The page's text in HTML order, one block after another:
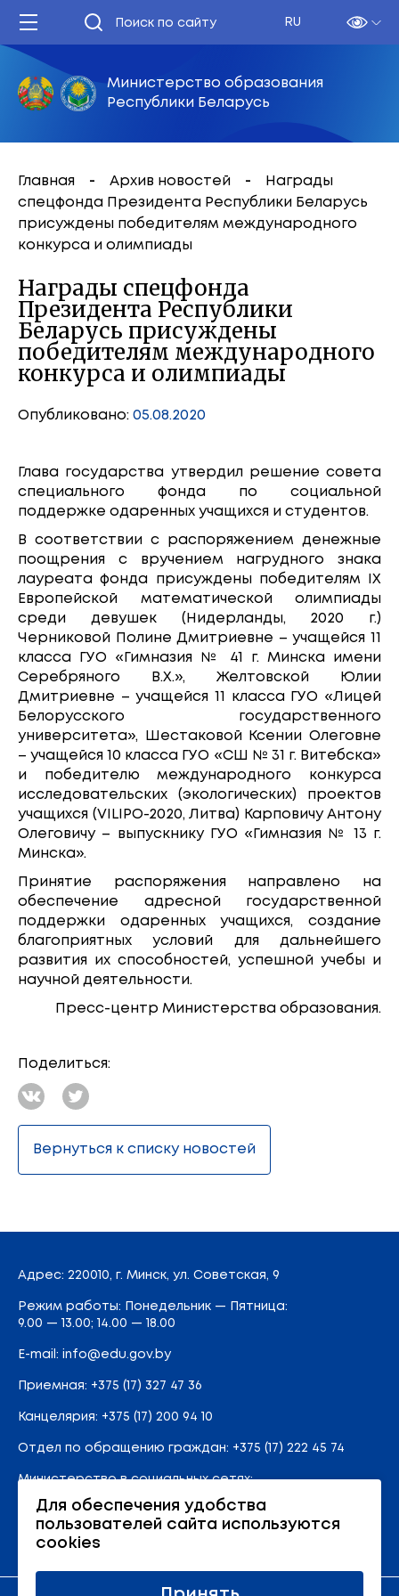
RU
Министерство образования
Республики Беларусь
Главная Архив новостей
Награды
спецфонда Президента Республики Беларусь
присуждены победителям международного
конкурса и олимпиады
Награды спецфонда
Президента Республики
Беларусь присуждены
победителям международного
конкурса и олимпиады
Опубликовано: 05.08.2020
Глава государства утвердил решение совета
специального фонда по социальной
поддержке одаренных учащихся и студентов.
В соответствии с распоряжением денежные
поощрения с вручением нагрудного знака
лауреата фонда присуждены победителям IX
Европейской математической олимпиады
среди девушек (Нидерланды, 2020 г.)
Черниковой Полине Дмитриевне – учащейся 11
класса ГУО «Гимназия № 41 г. Минска имени
Серебряного В.Х.», Желтовской Юлии
Дмитриевне – учащейся 11 класса ГУО «Лицей
Белорусского государственного
университета», Шестаковой Ксении Олеговне
– учащейся 10 класса ГУО «СШ № 31 г. Витебска»
и победителю международного конкурса
исследовательских (экологических) проектов
учащихся (VILIPO-2020, Литва) Карповичу Антону
Олеговичу – выпускнику ГУО «Гимназия № 13 г.
Минска».
Принятие распоряжения направлено на
обеспечение адресной государственной
поддержки одаренных учащихся, создание
благоприятных условий для дальнейшего
развития их способностей, успешной учебы и
научной деятельности.
Пресс-центр Министерства образования.
Поделиться:
Вернуться к списку новостей
Адрес: 220010, г. Минск, ул. Советская, 9
Режим работы: Понедельник — Пятница:
9.00 — 13.00; 14.00 — 18.00
E-mail: info@edu.gov.by
Приемная: +375 (17) 327 47 36
Канцелярия: +375 (17) 200 94 10
Отдел по обращению граждан: +375 (17) 222 45 74
Министерство в социальных сетях:
Карта сайта
Для обеспечения удобства
пользователей сайта используются
cookies